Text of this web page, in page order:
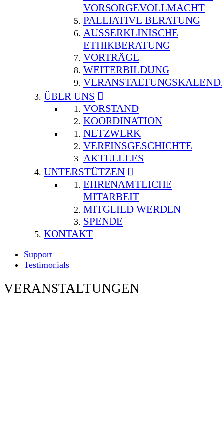
VORSORGEVOLLMACHT
PALLIATIVE BERATUNG
AUSSERKLINISCHE E
THIKBERATUNG
VORTRÄGE
WEITERBILDUNG
ÜBER UNS
VORSTAND
KOORDINATION
NETZWERK
VEREINSGESCHICHTE
AKTUELLES
UNTERSTÜTZEN
EHRENAMTLICHE
MITARBEIT
MITGLIED WERDEN
SPENDE
KONTAKT
Support
Testimonials
VERANSTALTUNGEN